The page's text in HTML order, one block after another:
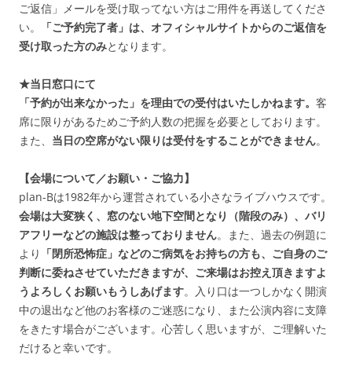
ご返信」メールを受け取ってない方はご用件を再送してくださ
い。
「ご予約完了者」は、オフィシャルサイトからのご返信を
受け取った方のみとなります。
★当日窓口にて
「予約が出来なかった」を理由での受付はいたしかねます。 客
席に限りがあるためご予約人数の把握を必要としております。
また、 当日の空席がない限りは受付をすることができません。
【会場について／お願い・ご協力】
plan-Bは1982年から運営されている小さなライブハウスです。
会場は大変狭く、窓のない地下空間となり（階段のみ）、バリ
アフリーなどの施設は整っておりません。また、過去の例題に
より 「閉所恐怖症」などのご病気をお持ちの方も、ご自身のご
判断に委ねさせていただきますが、ご来場はお控え頂きますよ
うよろしくお願いもうしあげます。入り口は一つしかなく開演
中の退出など他のお客様のご迷惑になり、また公演内容に支障
をきたす場合がございます。心苦しく思いますが、ご理解いた
だけると幸いです。